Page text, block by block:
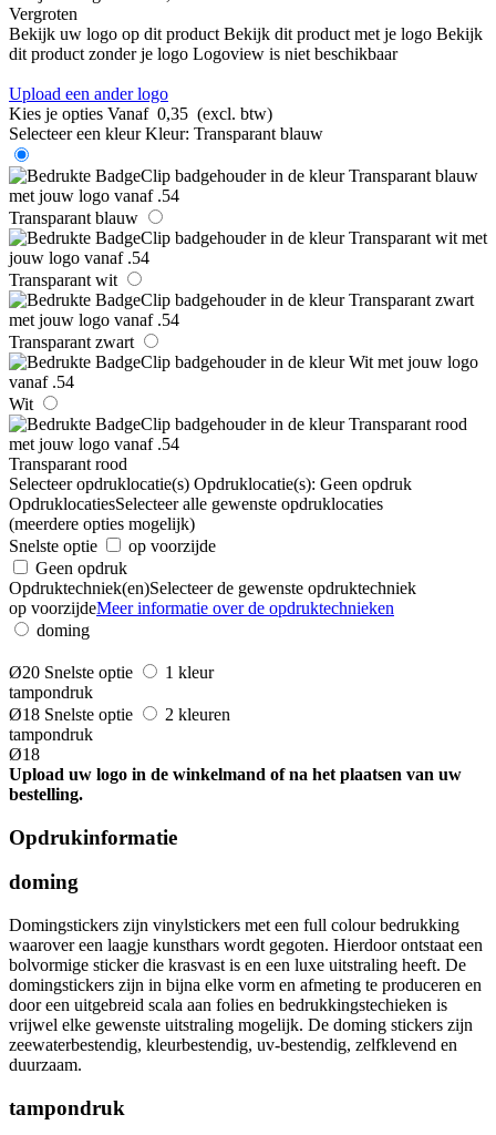
Vergroten
Bekijk uw logo op dit product Bekijk dit product met je logo Bekijk
dit product zonder je logo Logoview is niet beschikbaar
Upload een ander logo
Kies je opties Vanaf 0,35 (excl. btw)
Selecteer een kleur Kleur: Transparant blauw
Transparant blauw
Transparant wit
Transparant zwart
Wit
Transparant rood
Selecteer opdruklocatie(s) Opdruklocatie(s): Geen opdruk
OpdruklocatiesSelecteer alle gewenste opdruklocaties
(meerdere opties mogelijk)
Snelste optie
op voorzijde
Geen opdruk
Opdruktechniek(en)Selecteer de gewenste opdruktechniek
op voorzijdeMeer informatie over de opdruktechnieken
doming
Ø20 Snelste optie
1 kleur
tampondruk
Ø18 Snelste optie
2 kleuren
tampondruk
Ø18
Upload uw logo in de winkelmand of na het plaatsen van uw
bestelling.
Opdrukinformatie
doming
Domingstickers zijn vinylstickers met een full colour bedrukking
waarover een laagje kunsthars wordt gegoten. Hierdoor ontstaat een
bolvormige sticker die krasvast is en een luxe uitstraling heeft. De
domingstickers zijn in bijna elke vorm en afmeting te produceren en
door een uitgebreid scala aan folies en bedrukkingstechieken is
vrijwel elke gewenste uitstraling mogelijk. De doming stickers zijn
zeewaterbestendig, kleurbestendig, uv-bestendig, zelfklevend en
duurzaam.
tampondruk